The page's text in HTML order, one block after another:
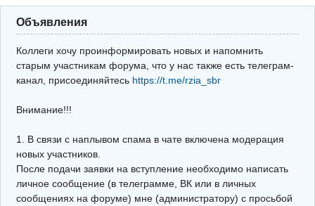
Поиск
Регистрация
Архив
Почта
Поиск релейщика
Видео РЗиА
Фотохостинг
Объявления
Коллеги хочу проинформировать новых и напомнить
старым участникам форума, что у нас также есть телеграм-
канал, присоединяйтесь https://t.me/rzia_sbr
Внимание!!!
1. В связи с наплывом спама в чате включена модерация
новых участников.
После подачи заявки на вступление необходимо написать
личное сообщение (в телеграмме, ВК или в личных
сообщениях на форуме) мне (администратору) с просьбой